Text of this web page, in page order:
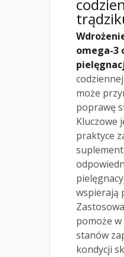
omega-3
może
poprawę
Kluczowe
praktyce
wspierają
pomoże
stanów
kondycji